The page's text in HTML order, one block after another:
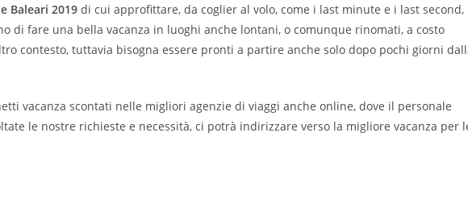
Baleari 2019 di cui approfittare, da coglier al volo, come i last minute e i last second,
di fare una bella vacanza in luoghi anche lontani, o comunque rinomati, a costo
contesto, tuttavia bisogna essere pronti a partire anche solo dopo pochi giorni
vacanza scontati nelle migliori agenzie di viaggi anche online, dove il personale
le nostre richieste e necessità, ci potrà indirizzare verso la migliore vacanza per